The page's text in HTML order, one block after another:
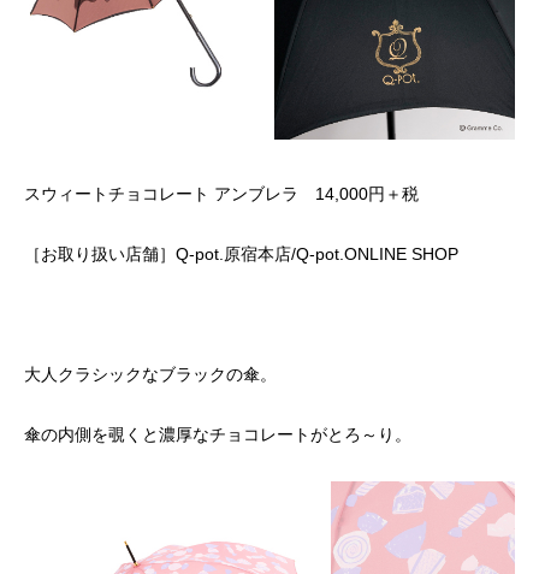
スウィートチョコレート アンブレラ 14,000円＋税
［お取り扱い店舗］Q-pot.原宿本店/Q-pot.ONLINE SHOP
大人クラシックなブラックの傘。
傘の内側を覗くと濃厚なチョコレートがとろ～り。